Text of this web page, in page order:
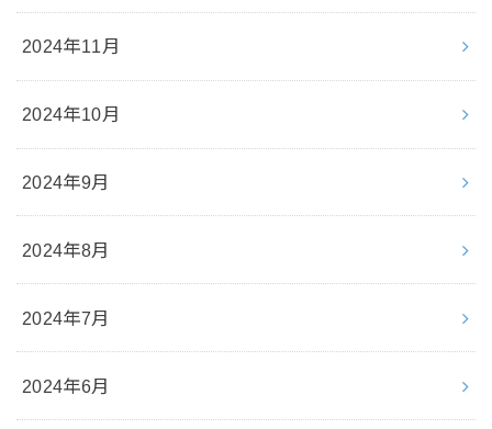
2024年11月
2024年10月
2024年9月
2024年8月
2024年7月
2024年6月